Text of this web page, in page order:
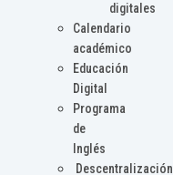
digitales
Calendario
académico
Educación
Digital
Programa
de
Inglés
Descentralización